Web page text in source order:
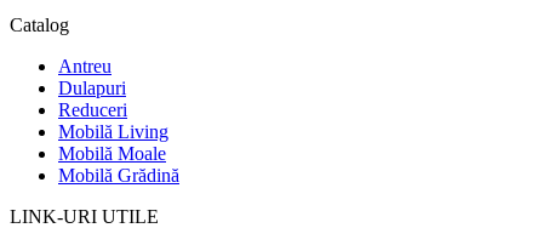
Catalog
Antreu
Dulapuri
Reduceri
Mobilă Living
Mobilă Moale
Mobilă Grădină
LINK-URI UTILE